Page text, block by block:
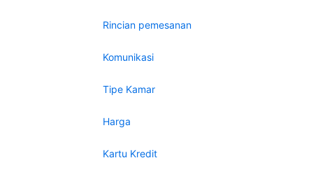
Rincian pemesanan
Komunikasi
Tipe Kamar
Harga
Kartu Kredit